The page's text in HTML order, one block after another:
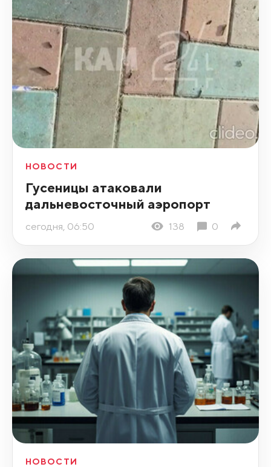
НОВОСТИ
Гусеницы атаковали
дальневосточный аэропорт
сегодня, 06:50 138 0
НОВОСТИ